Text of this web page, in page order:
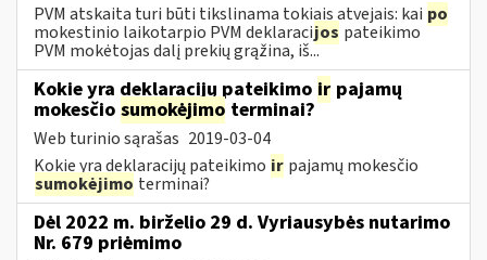
PVM atskaita turi būti tikslinama tokiais atvejais: kai po
mokestinio laikotarpio PVM deklaracijos pateikimo
PVM mokėtojas dalį prekių grąžina, iš...
Kokie yra deklaracijų pateikimo ir pajamų
mokesčio sumokėjimo terminai?
Web turinio sąrašas 2019-03-04
Kokie yra deklaracijų pateikimo ir pajamų mokesčio
sumokėjimo terminai?
Dėl 2022 m. birželio 29 d. Vyriausybės nutarimo
Nr. 679 priėmimo